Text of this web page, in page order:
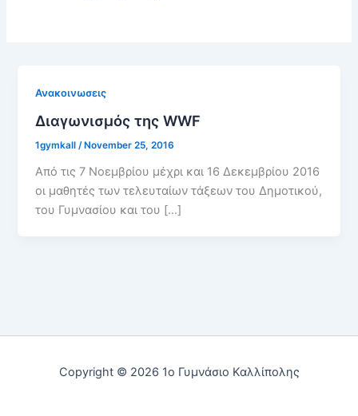
Ανακοινωσεις
Διαγωνισμός της WWF
1gymkall /November 25, 2016
Από τις 7 Νοεμβρίου μέχρι και 16 Δεκεμβρίου 2016
οι μαθητές των τελευταίων τάξεων του Δημοτικού,
του Γυμνασίου και του […]
Copyright © 2026 1ο Γυμνάσιο Καλλίπολης